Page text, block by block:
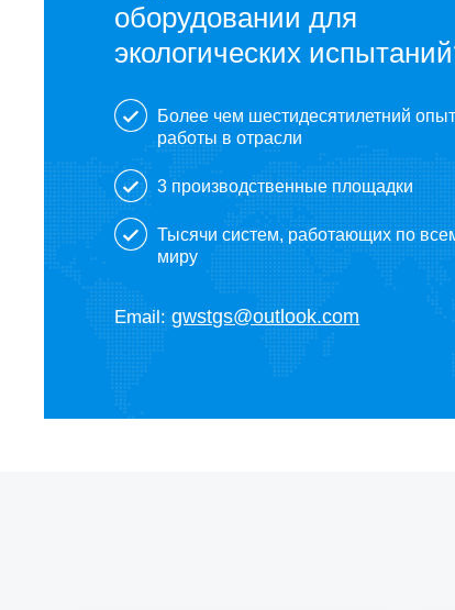
оборудовании для
экологических
Более чем шестидесятилетний опыт
работы в отрасли
3 производственные площадки
Тысячи систем, работающих по
миру
Email:gwstgs@outlook.com